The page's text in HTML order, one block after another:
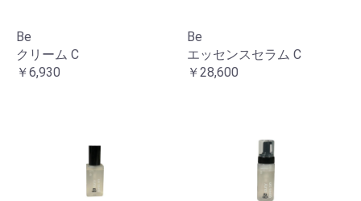
Be
クリーム C
￥6,930
Be
エッセンスセラム C
￥28,600